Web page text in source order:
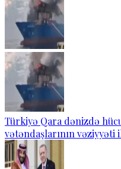
Türkiyə Qara dənizdə
vətəndaşlarının vəziyyəti